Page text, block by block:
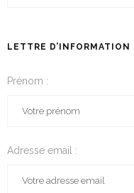
LETTRE D’INFORMATION
Prénom :
Adresse email :